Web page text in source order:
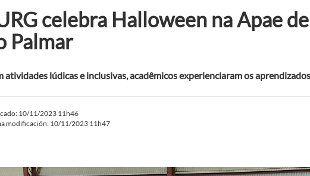
celebra Halloween na Apae
Palmar
atividades lúdicas e inclusivas, acadêmicos experienciaram os
10/11/2023 11h46
modificación: 10/11/2023 11h47